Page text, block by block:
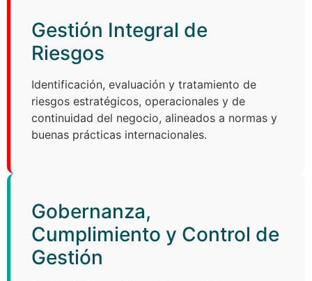
Gestión Integral de
Riesgos
Identificación, evaluación y tratamiento de
riesgos estratégicos, operacionales y de
continuidad del negocio, alineados a normas y
buenas prácticas internacionales.
Gobernanza,
Cumplimiento y Control de
Gestión